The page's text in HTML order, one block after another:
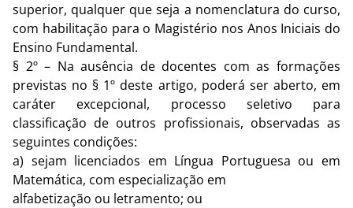
superior, qualquer que seja a nomenclatura do curso,
com habilitação para o Magistério nos Anos Iniciais do
Ensino Fundamental.
§ 2º – Na ausência de docentes com as formações
previstas no § 1º deste artigo, poderá ser aberto, em
caráter excepcional, processo seletivo para
classificação de outros profissionais, observadas as
seguintes condições:
a) sejam licenciados em Língua Portuguesa ou em
Matemática, com especialização em
alfabetização ou letramento; ou